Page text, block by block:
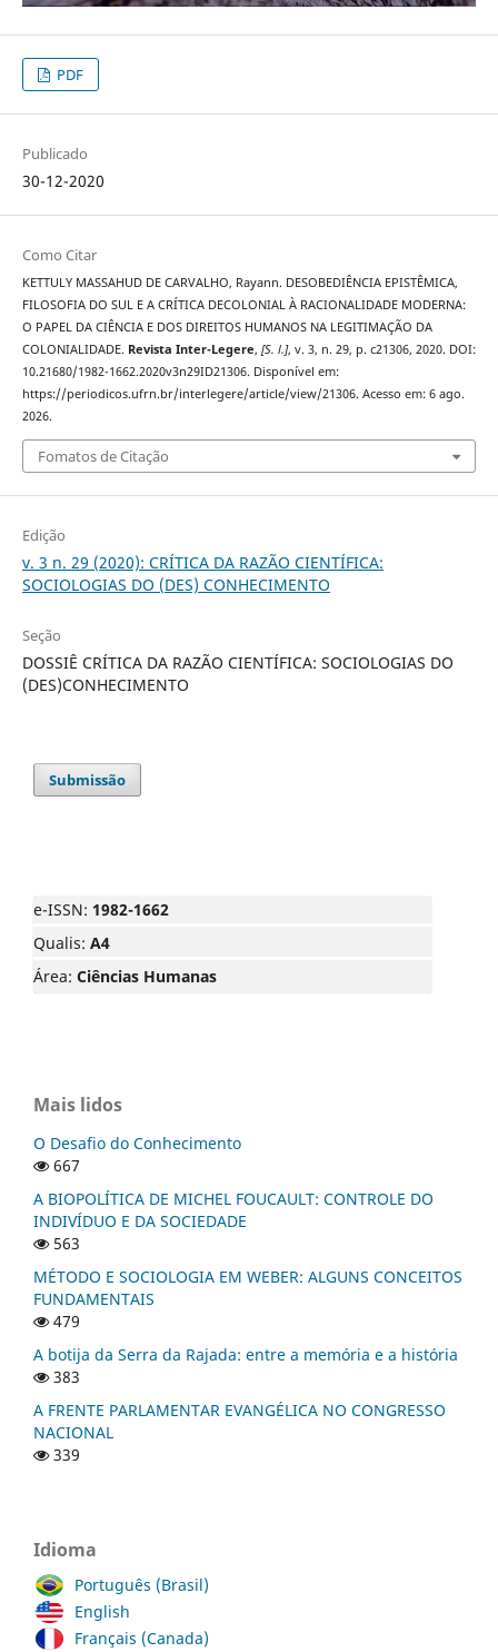
PDF
Publicado
30-12-2020
Como Citar
KETTULY MASSAHUD DE CARVALHO, Rayann. DESOBEDIÊNCIA EPISTÊMICA,
FILOSOFIA DO SUL E A CRÍTICA DECOLONIAL À RACIONALIDADE MODERNA:
O PAPEL DA CIÊNCIA E DOS DIREITOS HUMANOS NA LEGITIMAÇÃO DA
COLONIALIDADE. Revista Inter-Legere, [S. l.], v. 3, n. 29, p. c21306, 2020. DOI:
10.21680/1982-1662.2020v3n29ID21306. Disponível em:
https://periodicos.ufrn.br/interlegere/article/view/21306. Acesso em: 6 ago.
2026.
Fomatos de Citação
Edição
v. 3 n. 29 (2020): CRÍTICA DA RAZÃO CIENTÍFICA:
SOCIOLOGIAS DO (DES) CONHECIMENTO
Seção
DOSSIÊ CRÍTICA DA RAZÃO CIENTÍFICA: SOCIOLOGIAS DO
(DES)CONHECIMENTO
Submissão
e-ISSN: 1982-1662
Qualis: A4
Área: Ciências Humanas
Mais lidos
O Desafio do Conhecimento
667
A BIOPOLÍTICA DE MICHEL FOUCAULT: CONTROLE DO
INDIVÍDUO E DA SOCIEDADE
563
MÉTODO E SOCIOLOGIA EM WEBER: ALGUNS CONCEITOS
FUNDAMENTAIS
479
A botija da Serra da Rajada: entre a memória e a história
383
A FRENTE PARLAMENTAR EVANGÉLICA NO CONGRESSO
NACIONAL
339
Idioma
Português (Brasil)
English
Français (Canada)